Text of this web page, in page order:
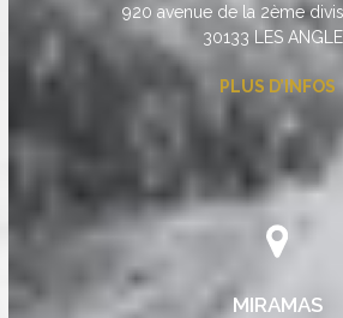
920 avenue de la 2ème
30133 LES
PLUS D’INFOS
MIRAMAS